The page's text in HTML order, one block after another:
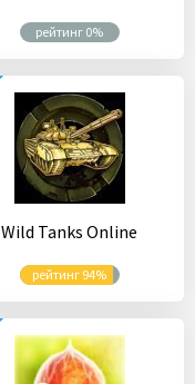
рейтинг 0%
Wild Tanks Online
рейтинг 94%